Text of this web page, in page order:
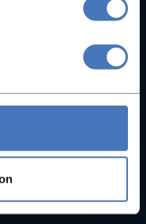
uitsluitend
ons specialist in